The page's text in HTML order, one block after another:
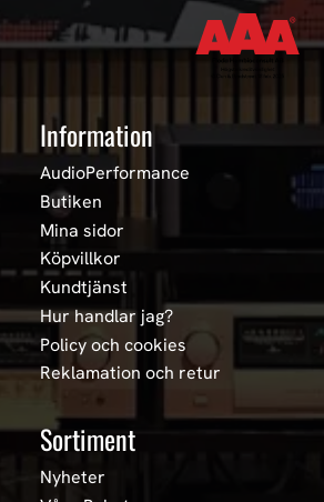
Information
AudioPerformance
Butiken
Mina sidor
Köpvillkor
Kundtjänst
Hur handlar jag?
Policy och cookies
Reklamation och retur
Sortiment
Nyheter